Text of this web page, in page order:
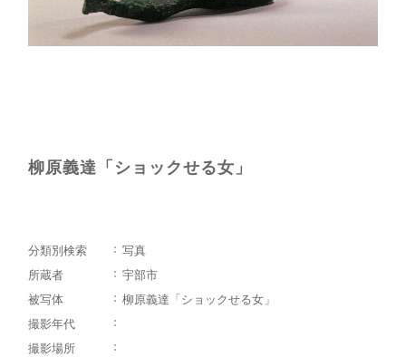
柳原義達「ショックせる女」
分類別検索
写真
所蔵者
宇部市
被写体
柳原義達「ショックせる女」
撮影年代
撮影場所